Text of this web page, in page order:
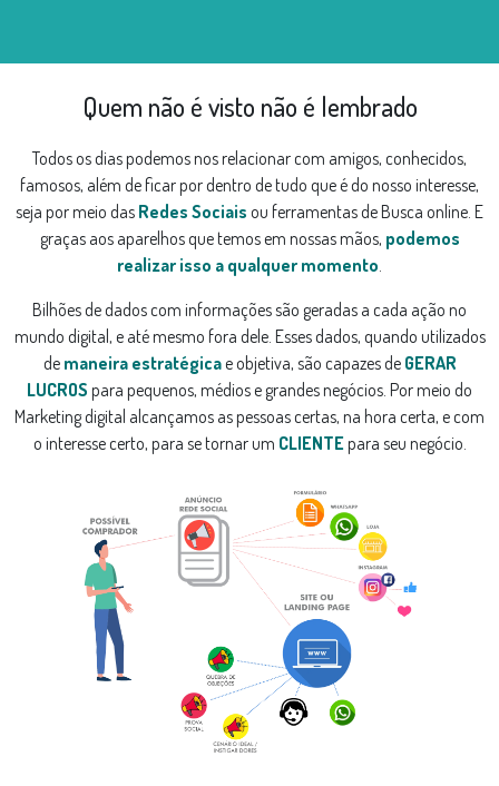
Quem não é visto não é lembrado
Todos os dias podemos nos relacionar com amigos, conhecidos,
famosos, além de ficar por dentro de tudo que é do nosso interesse,
seja por meio das Redes Sociais ou ferramentas de Busca online. E
graças aos aparelhos que temos em nossas mãos, podemos
realizar isso a qualquer momento.
Bilhões de dados com informações são geradas a cada ação no
mundo digital, e até mesmo fora dele. Esses dados, quando utilizados
de maneira estratégicae objetiva, são capazes de GERAR
LUCROS para pequenos, médios e grandes negócios. Por meio do
Marketing digital alcançamos as pessoas certas, na hora certa, e com
o interesse certo, para se tornar um CLIENTEpara seu negócio.